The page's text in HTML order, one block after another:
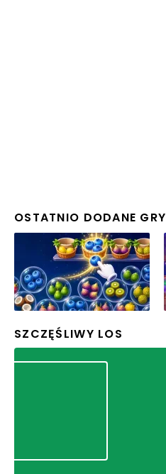
OSTATNIO DODANE GRY
SZCZĘŚLIWY LOS